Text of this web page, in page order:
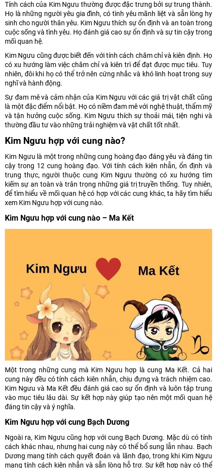
Tính cách của Kim Ngưu thường được đặc trưng bởi sự trung thành.
Họ là những người yêu gia đình, có tình yêu mãnh liệt và sẵn lòng hy
sinh cho người thân yêu. Kim Ngưu thích sự ổn định và an toàn trong
cuộc sống và tình yêu. Họ đánh giá cao sự ổn định và sự tin cậy trong
mối quan hệ.
Kim Ngưu cũng được biết đến với tính cách chăm chỉ và kiên định. Họ
có xu hướng làm việc chăm chỉ và kiên trì để đạt được mục tiêu. Tuy
nhiên, đôi khi họ có thể trở nên cứng nhắc và khó linh hoạt trong suy
nghĩ và hành động.
Sự đam mê và cảm nhận của Kim Ngưu với các giá trị vật chất cũng
là một đặc điểm nổi bật. Họ có niềm đam mê với nghệ thuật, thẩm mỹ
và tận hưởng cuộc sống. Kim Ngưu thích sự thoải mái, tiện nghi và
thường đầu tư vào những trải nghiệm và vật chất tốt nhất.
Kim Ngưu hợp với cung nào?
Kim Ngưu là một trong những cung hoàng đạo đáng yêu và đáng tin
cậy trong 12 cung hoàng đạo. Với tính cách kiên nhẫn, ổn định và
trung thực, người thuộc cung Kim Ngưu thường có xu hướng tìm
kiếm sự an toàn và trân trọng những giá trị truyền thống. Tuy nhiên,
để tìm hiểu về mối quan hệ có hợp với các cung khác, ta hãy tìm hiểu
xem Kim Ngưu hợp với cung nào.
Kim Ngưu hợp với cung nào – Ma Kết
Một trong những cung mà Kim Ngưu hợp là cung Ma Kết. Cả hai
cung này đều có tính cách kiên nhẫn, chịu đựng và trách nhiệm cao.
Kim Ngưu và Ma Kết đều đánh giá cao sự ổn định và luôn tập trung
vào mục tiêu lâu dài. Sự kết hợp này giúp tạo nên một mối quan hệ
đáng tin cậy và ý nghĩa.
Kim Ngưu hợp với cung Bạch Dương
Ngoài ra, Kim Ngưu cũng hợp với cung Bạch Dương. Mặc dù có tính
cách khác nhau, nhưng hai cung này có thể bổ sung lẫn nhau. Bạch
Dương mang tính cách quyết đoán và lãnh đạo, trong khi Kim Ngưu
mang tính cách kiên nhẫn và sẵn lòng hỗ trợ. Sự kết hợp này có thể